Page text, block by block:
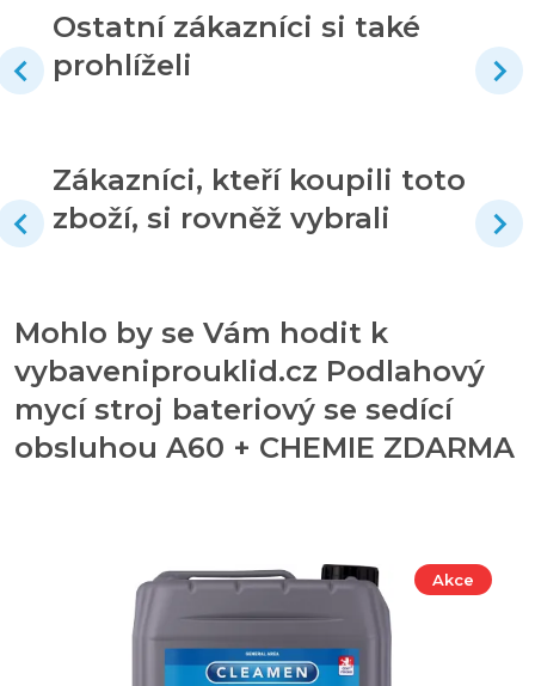
Ostatní zákazníci si také
prohlíželi
Zákazníci, kteří koupili toto
zboží, si rovněž vybrali
Mohlo by se Vám hodit k
vybaveniprouklid.cz Podlahový
mycí stroj bateriový se sedící
obsluhou A60 + CHEMIE ZDARMA
Akce